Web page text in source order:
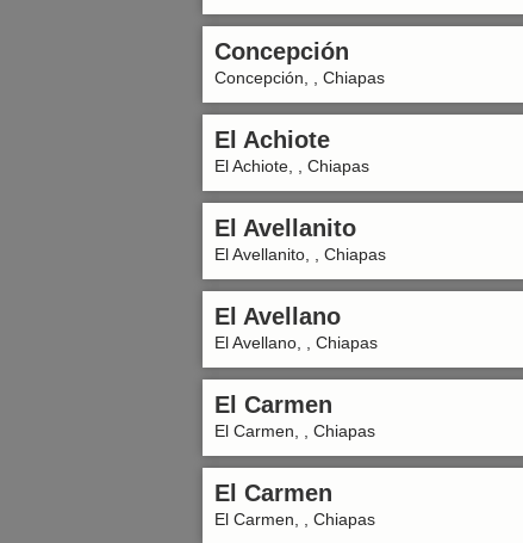
Concepción
Concepción, , Chiapas
El Achiote
El Achiote, , Chiapas
El Avellanito
El Avellanito, , Chiapas
El Avellano
El Avellano, , Chiapas
El Carmen
El Carmen, , Chiapas
El Carmen
El Carmen, , Chiapas